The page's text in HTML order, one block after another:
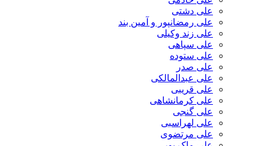
علی دشتی
علی رمضانپور و آمین بند
علی زند وکیلی
علی سپاهی
علی ستوده
علی صدر
علی عبدالمالکی
علی قریبی
علی کرمانشاهی
علی گنجی
علی لهراسبی
علی مرتضوی